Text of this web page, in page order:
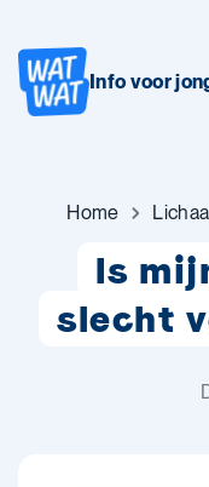
Info voor
Home
Is
slecht